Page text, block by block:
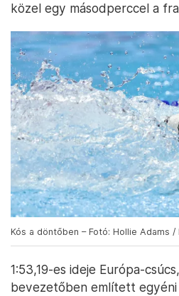
közel egy másodperccel a
Kós a döntőben – Fotó: Hollie Adams /
1:53,19-es ideje Európa-
bevezetőben említett egyéni